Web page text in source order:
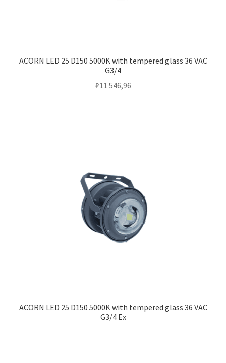
ACORN LED 25 D150 5000K with tempered glass 36 VAC
G3/4
₽11 546,96
ACORN LED 25 D150 5000K with tempered glass 36 VAC
G3/4 Ex